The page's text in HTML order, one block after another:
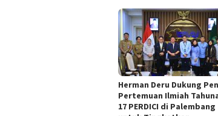
Herman Deru Dukung
Pertemuan Ilmiah
17 PERDICI di Palembang